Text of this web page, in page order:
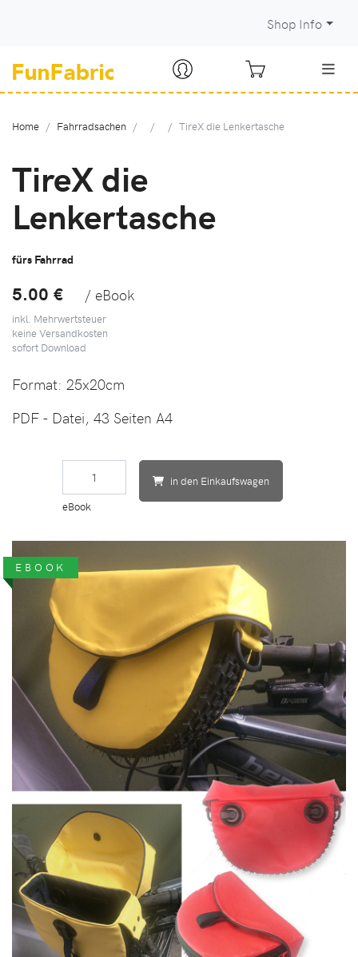
Shop Info
EBOOK
Home Fahrradsachen TireX die Lenkertasche
TireX die
Lenkertasche
fürs Fahrrad
5.00 € / eBook
inkl. Mehrwertsteuer
keine Versandkosten
sofort Download
Format: 25x20cm
PDF - Datei, 43 Seiten A4
eBook
in den Einkaufswagen